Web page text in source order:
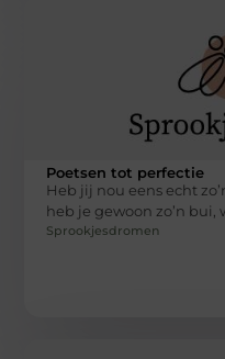
Poetsen tot perfectie
Heb jij nou eens echt
heb je gewoon zo’n
Sprookjesdromen